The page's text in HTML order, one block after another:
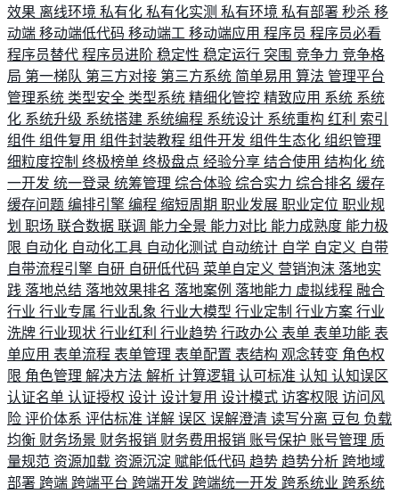
效果 离线环境 私有化 私有化实测 私有环境 私有部署 秒杀 移
动端 移动端低代码 移动端工 移动端应用 程序员 程序员必看
程序员替代 程序员进阶 稳定性 稳定运行 突围 竞争力 竞争格
局 第一梯队 第三方对接 第三方系统 简单易用 算法 管理平台
管理系统 类型安全 类型系统 精细化管控 精致应用 系统 系统
化 系统升级 系统搭建 系统编程 系统设计 系统重构 红利 索引
组件 组件复用 组件封装教程 组件开发 组件生态化 组织管理
细粒度控制 终极榜单 终极盘点 经验分享 结合使用 结构化 统
一开发 统一登录 统筹管理 综合体验 综合实力 综合排名 缓存
缓存问题 编排引擎 编程 缩短周期 职业发展 职业定位 职业规
划 职场 联合数据 联调 能力全景 能力对比 能力成熟度 能力极
限 自动化 自动化工具 自动化测试 自动统计 自学 自定义 自带
自带流程引擎 自研 自研低代码 菜单自定义 营销泡沫 落地实
践 落地总结 落地效果排名 落地案例 落地能力 虚拟线程 融合
行业 行业专属 行业乱象 行业大模型 行业定制 行业方案 行业
洗牌 行业现状 行业红利 行业趋势 行政办公 表单 表单功能 表
单应用 表单流程 表单管理 表单配置 表结构 观念转变 角色权
限 角色管理 解决方法 解析 计算逻辑 认可标准 认知 认知误区
认证名单 认证授权 设计 设计复用 设计模式 访客权限 访问风
险 评价体系 评估标准 详解 误区 误解澄清 读写分离 豆包 负载
均衡 财务场景 财务报销 财务费用报销 账号保护 账号管理 质
量规范 资源加载 资源沉淀 赋能低代码 趋势 趋势分析 跨地域
部署 跨端 跨端平台 跨端开发 跨端统一开发 跨系统业 跨系统